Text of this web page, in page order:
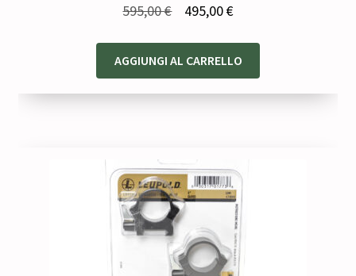
595,00€
originale
era:
495,00€Il
attuale
è:
AGGIUNGI AL CARRELLO